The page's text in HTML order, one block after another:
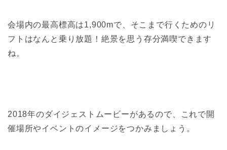
会場内の最高標高は1,900mで、そこまで行くためのリ
フトはなんと乗り放題！絶景を思う存分満喫できます
ね。
2018年のダイジェストムービーがあるので、これで開
催場所やイベントのイメージをつかみましょう。